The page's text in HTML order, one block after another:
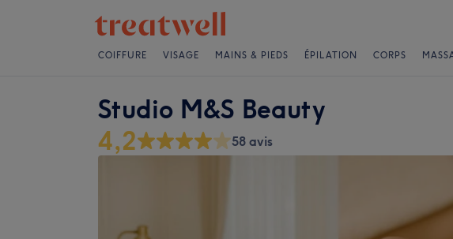
COIFFURE VISAGE MAINS & PIEDS ÉPILATION CORPS
Studio M&S Beauty
4,2 58 avis